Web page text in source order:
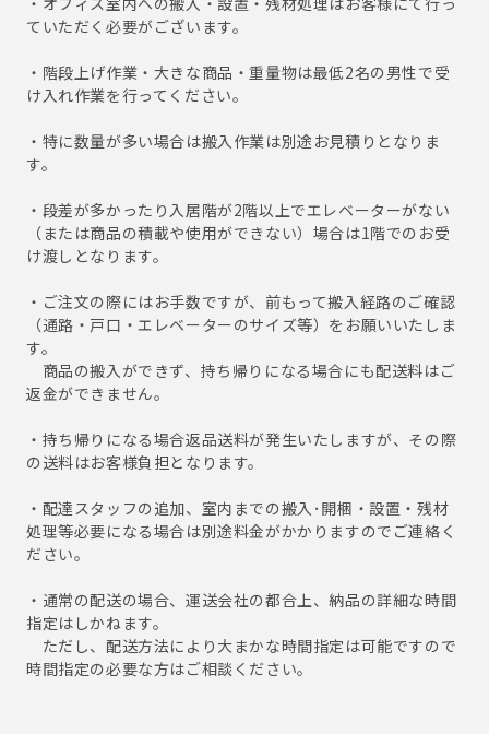
ていただく必要がございます。
・階段上げ作業・大きな商品・重量物は最低2名の男性で受
け入れ作業を行ってください。
・特に数量が多い場合は搬入作業は別途お見積りとなりま
す。
・段差が多かったり入居階が2階以上でエレベーターがない
（または商品の積載や使用ができない）場合は1階でのお受
け渡しとなります。
・ご注文の際にはお手数ですが、前もって搬入経路のご確認
（通路・戸口・エレベーターのサイズ等）をお願いいたしま
す。
商品の搬入ができず、持ち帰りになる場合にも配送料はご
返金ができません。
・持ち帰りになる場合返品送料が発生いたしますが、その際
の送料はお客様負担となります。
・配達スタッフの追加、室内までの搬入･開梱・設置・残材
処理等必要になる場合は別途料金がかかりますのでご連絡く
ださい。
・通常の配送の場合、運送会社の都合上、納品の詳細な時間
指定はしかねます。
ただし、配送方法により大まかな時間指定は可能ですので
時間指定の必要な方はご相談ください。